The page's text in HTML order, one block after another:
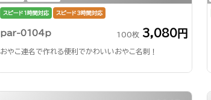
スピード1時間対応 スピード3時間対応
par-0104p 100枚 3,080円
おやこ連名で作れる便利でかわいいおやこ名刺！